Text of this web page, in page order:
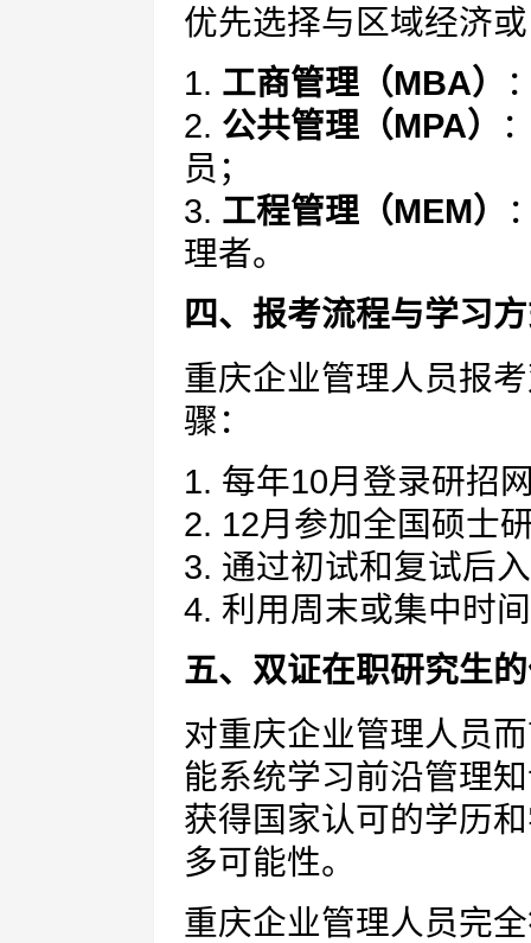
优先选择与区域经济
1. 工商管理（MBA）
2. 公共管理（MPA）
员；
3. 工程管理（MEM）
理者。
四、报考流程与学习
重庆企业管理人员报
骤：
1. 每年10月登录研招
2. 12月参加全国硕士
3. 通过初试和复试后
4. 利用周末或集中时
五、双证在职研究生
对重庆企业管理人员
能系统学习前沿管理
获得国家认可的学历
多可能性。
重庆企业管理人员完